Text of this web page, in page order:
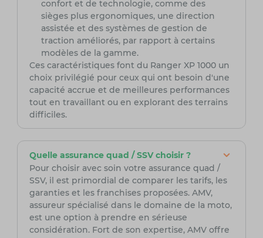
confort et de technologie, comme des
sièges plus ergonomiques, une direction
assistée et des systèmes de gestion de
traction améliorés, par rapport à certains
modèles de la gamme.
Ces caractéristiques font du Ranger XP 1000 un
choix privilégié pour ceux qui ont besoin d'une
capacité accrue et de meilleures performances
tout en travaillant ou en explorant des terrains
difficiles.
Quelle assurance quad / SSV choisir ?
Pour choisir avec soin votre assurance quad /
SSV, il est primordial de comparer les tarifs, les
garanties et les franchises proposées. AMV,
assureur spécialisé dans le domaine de la moto,
est une option à prendre en sérieuse
considération. Fort de son expertise, AMV offre